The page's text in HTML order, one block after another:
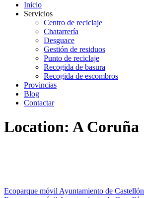
Inicio
Servicios
Centro de reciclaje
Chatarrería
Desguace
Gestión de residuos
Punto de reciclaje
Recogida de basura
Recogida de escombros
Provincias
Blog
Contactar
Location: A Coruña
Ecoparque móvil Ayuntamiento de Castellón